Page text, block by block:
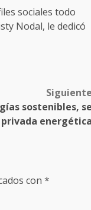
sociales todo
Nodal, le dedicó
sostenibles,
con *